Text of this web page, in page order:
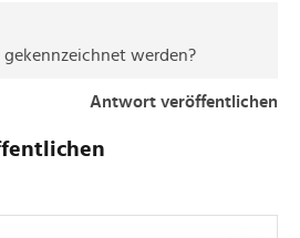
werden?
Antwort veröffentlichen